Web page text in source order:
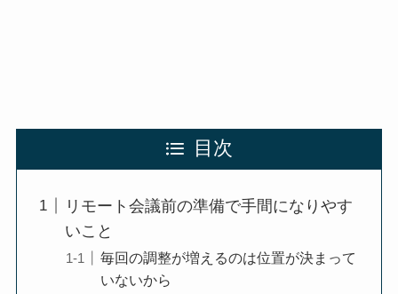
目次
リモート会議前の準備で手間になりやす
いこと
毎回の調整が増えるのは位置が決まって
いないから